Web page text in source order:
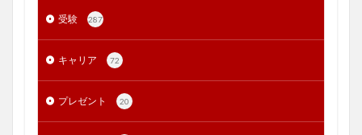
受験 287
キャリア 72
プレゼント 20